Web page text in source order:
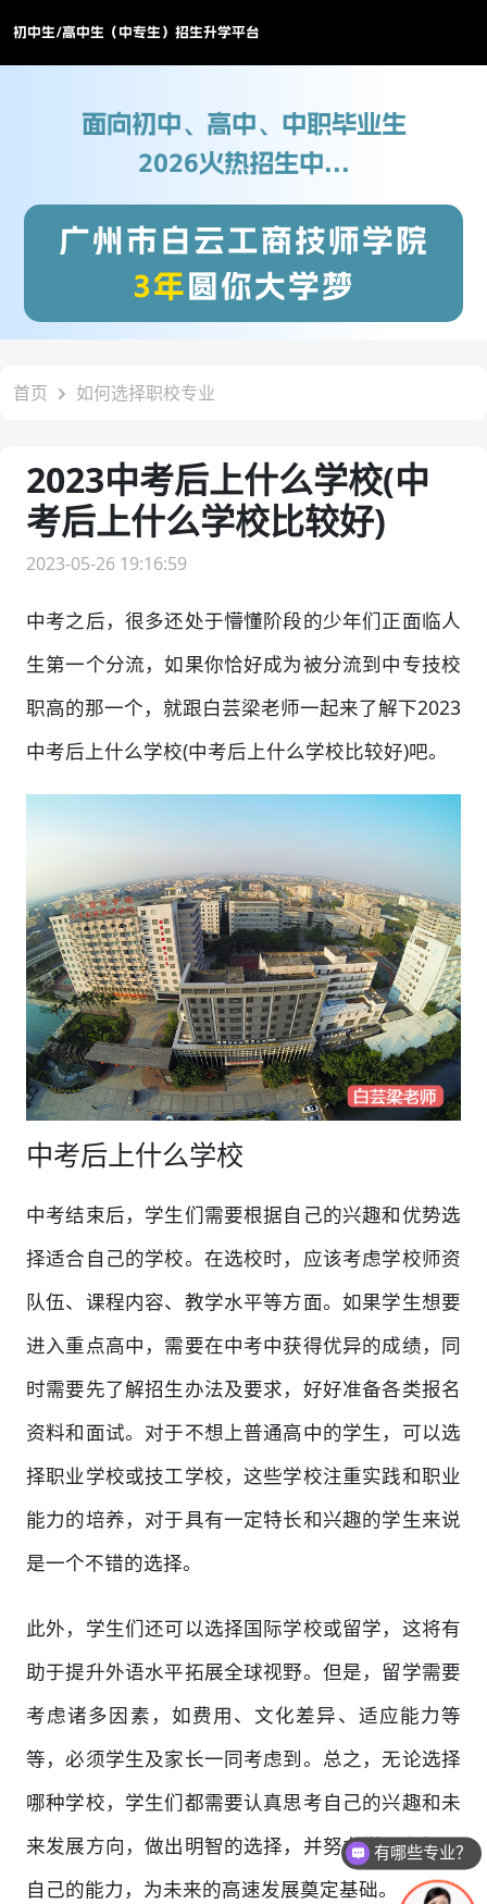
初中生/高中生（中专生）招生升学平台
面向初中、高中、中职毕业生
2026火热招生中...
广州市白云工商技师学院
3年圆你大学梦
首页 如何选择职校专业
2023中考后上什么学校(中
考后上什么学校比较好)
2023-05-26 19:16:59
中考之后，很多还处于懵懂阶段的少年们正面临人
生第一个分流，如果你恰好成为被分流到中专技校
职高的那一个，就跟白芸梁老师一起来了解下2023
中考后上什么学校(中考后上什么学校比较好)吧。
中考后上什么学校
中考结束后，学生们需要根据自己的兴趣和优势选
择适合自己的学校。在选校时，应该考虑学校师资
队伍、课程内容、教学水平等方面。如果学生想要
进入重点高中，需要在中考中获得优异的成绩，同
时需要先了解招生办法及要求，好好准备各类报名
资料和面试。对于不想上普通高中的学生，可以选
择职业学校或技工学校，这些学校注重实践和职业
能力的培养，对于具有一定特长和兴趣的学生来说
是一个不错的选择。
此外，学生们还可以选择国际学校或留学，这将有
助于提升外语水平拓展全球视野。但是，留学需要
考虑诸多因素，如费用、文化差异、适应能力等
等，必须学生及家长一同考虑到。总之，无论选择
哪种学校，学生们都需要认真思考自己的兴趣和未
来发展方向，做出明智的选择，并努力学习和拓展
自己的能力，为未来的高速发展奠定基础。
有哪些专业？